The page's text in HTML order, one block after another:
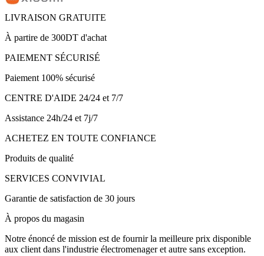
LIVRAISON GRATUITE
À partire de 300DT d'achat
PAIEMENT SÉCURISÉ
Paiement 100% sécurisé
CENTRE D'AIDE 24/24 et 7/7
Assistance 24h/24 et 7j/7
ACHETEZ EN TOUTE CONFIANCE
Produits de qualité
SERVICES CONVIVIAL
Garantie de satisfaction de 30 jours
À propos du magasin
Notre énoncé de mission est de fournir la meilleure prix disponible
aux client dans l'industrie électromenager et autre sans exception.